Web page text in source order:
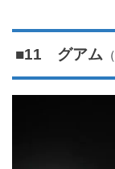
■11 グアム（